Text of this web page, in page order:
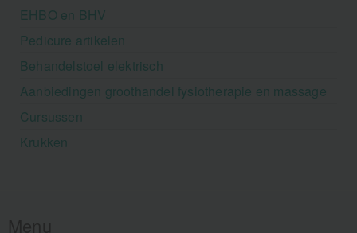
EHBO en BHV
Pedicure artikelen
Behandelstoel elektrisch
Aanbiedingen groothandel fysiotherapie en massage
Cursussen
Krukken